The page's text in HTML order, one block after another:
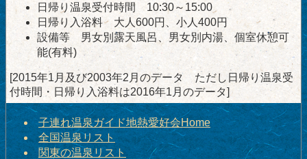
日帰り温泉受付時間 10:30～15:00
日帰り入浴料 大人600円、小人400円
設備等 男女別露天風呂、男女別内湯、個室休憩可
能(有料)
[2015年1月及び2003年2月のデータ ただし日帰り温泉受
付時間・日帰り入浴料は2016年1月のデータ]
子連れ温泉ガイド地熱愛好会Home
全国温泉リスト
関東の温泉リスト